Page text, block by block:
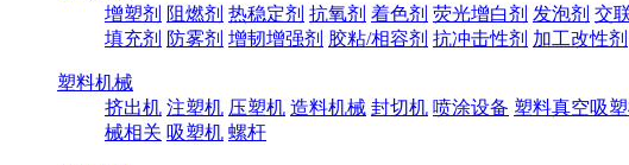
增塑剂 阻燃剂 热稳定剂 抗氧剂 着色剂 荧光增白剂 发泡剂 交
填充剂 防雾剂 增韧增强剂 胶粘/相容剂 抗冲击性剂 加工改性剂
塑料机械
挤出机 注塑机 压塑机 造料机械 封切机 喷涂设备 塑料真空吸
械相关 吸塑机 螺杆